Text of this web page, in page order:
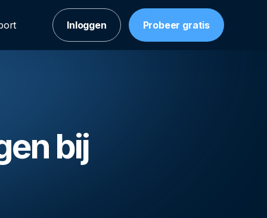
Inloggen Probeer gratis
bij